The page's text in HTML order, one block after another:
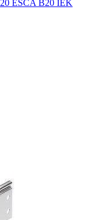
ESCA В20 IEK